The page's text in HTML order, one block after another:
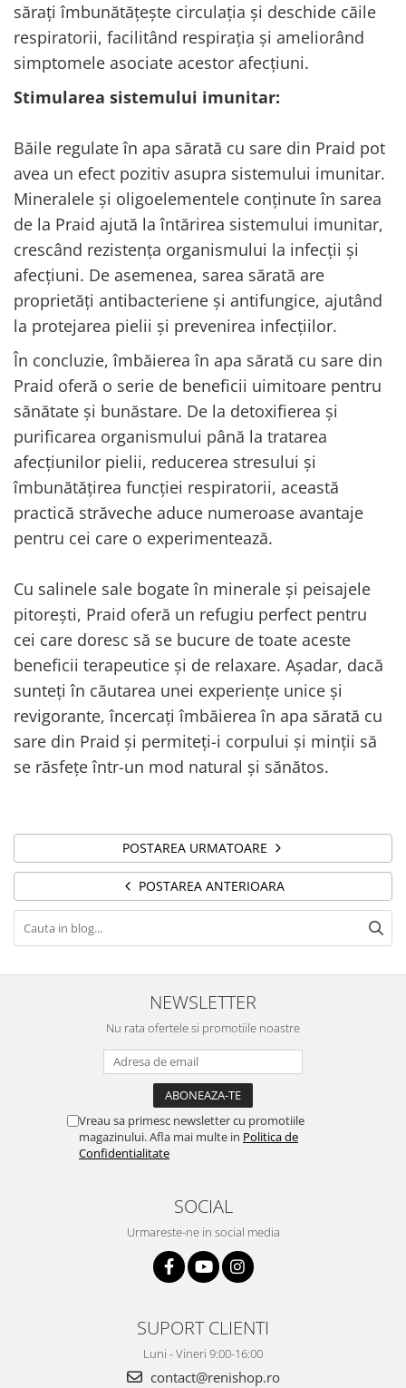
sărați îmbunătățește circulația și deschide căile
respiratorii, facilitând respirația și ameliorând
simptomele asociate acestor afecțiuni.
Stimularea sistemului imunitar:
Băile regulate în apa sărată cu sare din Praid pot
avea un efect pozitiv asupra sistemului imunitar.
Mineralele și oligoelementele conținute în sarea
de la Praid ajută la întărirea sistemului imunitar,
crescând rezistența organismului la infecții și
afecțiuni. De asemenea, sarea sărată are
proprietăți antibacteriene și antifungice, ajutând
la protejarea pielii și prevenirea infecțiilor.
În concluzie, îmbăierea în apa sărată cu sare din
Praid oferă o serie de beneficii uimitoare pentru
sănătate și bunăstare. De la detoxifierea și
purificarea organismului până la tratarea
afecțiunilor pielii, reducerea stresului și
îmbunătățirea funcției respiratorii, această
practică străveche aduce numeroase avantaje
pentru cei care o experimentează.
Cu salinele sale bogate în minerale și peisajele
pitorești, Praid oferă un refugiu perfect pentru
cei care doresc să se bucure de toate aceste
beneficii terapeutice și de relaxare. Așadar, dacă
sunteți în căutarea unei experiențe unice și
revigorante, încercați îmbăierea în apa sărată cu
sare din Praid și permiteți-i corpului și minții să
se răsfețe într-un mod natural și sănătos.
POSTAREA URMATOARE
POSTAREA ANTERIOARA
NEWSLETTER
Nu rata ofertele si promotiile noastre
Vreau sa primesc newsletter cu promotiile
magazinului. Afla mai multe in Politica de
Confidentialitate
SOCIAL
Urmareste-ne in social media
SUPORT CLIENTI
Luni - Vineri 9:00-16:00
contact@renishop.ro